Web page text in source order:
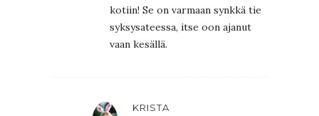
kotiin! Se on varmaan synkkä tie
syksysateessa, itse oon ajanut
vaan kesällä.
KRISTA